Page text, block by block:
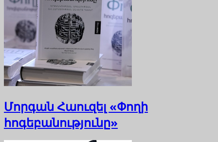
Մորգան Հաուզել «Փողի
հոգեբանությունը»